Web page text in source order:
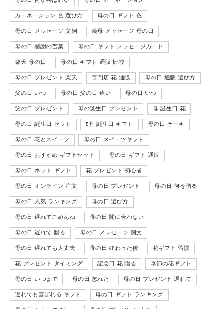
カーネーション 色 選び方 母の日 ギフト 色
母の日 メッセージ 文例 義母 メッセージ 母の日
母の日 感謝の言葉 母の日 ギフト メッセージカード
楽天 母の日 母の日 ギフト 通販 比較
母の日 プレゼント 楽天 専門店 花 通販 母の日 通販 選び方
父の日 いつ 母の日 父の日 違い 母の日 いつ
父の日 プレゼント 母の誕生日 プレゼント 母 誕生日 花
母の日 誕生日 セット 5月 誕生日 ギフト 母の日 ケーキ
母の日 花とスイーツ 母の日 スイーツギフト
母の日 おすすめ ギフトセット 母の日 ギフト 通販
母の日 ネット ギフト 花 プレゼント 初心者
母の日 オンライン 注文 母の日 プレゼント 母の日 何を贈る
母の日 人気 ランキング 母の日 選び方
母の日 遅れてごめんね 母の日 間に合わない
母の日 遅れて 贈る 母の日 メッセージ 例文
母の日 遅れても大丈夫 母の日 終わった後 花ギフト 習慣
花 プレゼント タイミング 記念日 花 贈る 季節の花ギフト
母の日 いつまで 母の日 忘れた 母の日 プレゼント 遅れて
遅れても喜ばれる ギフト 母の日 ギフト ランキング